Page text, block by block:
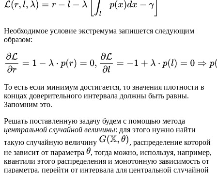
Необходимое условие экстремума запишется следующим
образом:
То есть если минимум достигается, то значения плотности в
концах доверительного интервала должны быть равны.
Запомним это.
Решать поставленную задачу будем с помощью метода
центральной случайной величины: для этого нужно найти
такую случайную величину
, распределение которой
не зависит от параметра
, тогда можно, используя, например,
квантили этого распределения и монотонную зависимость от
параметра, перейти от интервала для центральной случайной